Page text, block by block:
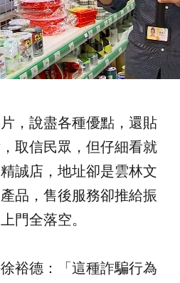
，說盡各種優點，還貼
取信民眾，但仔細看就
誠店，地址卻是雲林文
品，售後服務卻推給振
門全落空。
裕德：「這種詐騙行為